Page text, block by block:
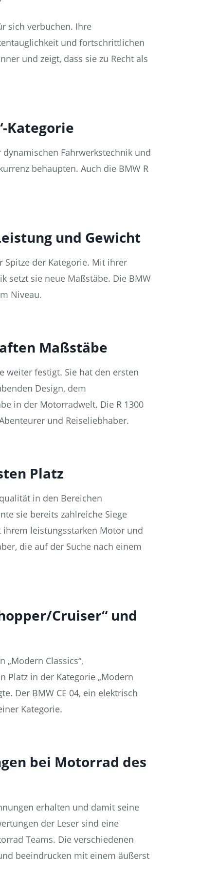
sich verbuchen. Ihre
und fortschrittlichen
und zeigt, dass sie zu Recht als
Kategorie
Fahrwerkstechnik und
behaupten. Auch die BMW R
und Gewicht
Spitze der Kategorie. Mit ihrer
setzt sie neue Maßstäbe. Die BMW
Niveau.
Maßstäbe
weiter festigt. Sie hat den ersten
Design, dem
in der Motorradwelt. Die R 1300
und Reiseliebhaber.
Platz
in den Bereichen
sie bereits zahlreiche Siege
ihrem leistungsstarken Motor und
die auf der Suche nach einem
Cruiser“ und
Classics“,
Platz in der Kategorie „Modern
Der BMW CE 04, ein elektrisch
Kategorie.
bei Motorrad des
erhalten und damit seine
der Leser sind eine
Teams. Die verschiedenen
beeindrucken mit einem äußerst